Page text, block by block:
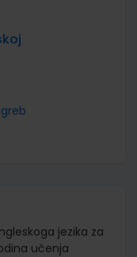
jezika za
učenja